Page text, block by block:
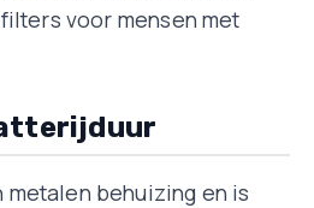
voor mensen met
metalen behuizing en is